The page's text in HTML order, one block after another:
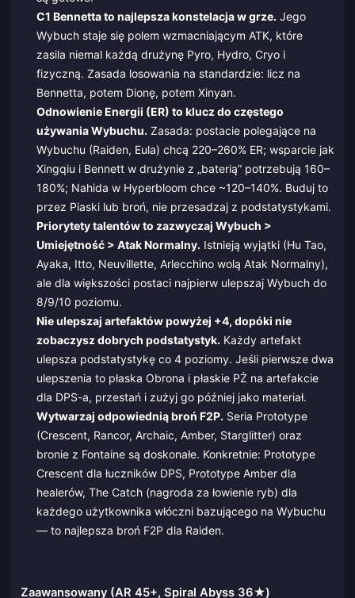
C1 Bennetta to najlepsza konstelacja w grze. Jego
Wybuch staje się polem wzmacniającym ATK, które
zasila niemal każdą drużynę Pyro, Hydro, Cryo i
fizyczną. Zasada losowania na standardzie: licz na
Bennetta, potem Dionę, potem Xinyan.
Odnowienie Energii (ER) to klucz do częstego
używania Wybuchu. Zasada: postacie polegające na
Wybuchu (Raiden, Eula) chcą 220–260% ER; wsparcie jak
Xingqiu i Bennett w drużynie z „baterią” potrzebują 160–
180%; Nahida w Hyperbloom chce ~120–140%. Buduj to
przez Piaski lub broń, nie przesadzaj z podstatystykami.
Priorytety talentów to zazwyczaj Wybuch >
Umiejętność > Atak Normalny. Istnieją wyjątki (Hu Tao,
Ayaka, Itto, Neuvillette, Arlecchino wolą Atak Normalny),
ale dla większości postaci najpierw ulepszaj Wybuch do
8/9/10 poziomu.
Nie ulepszaj artefaktów powyżej +4, dopóki nie
zobaczysz dobrych podstatystyk. Każdy artefakt
ulepsza podstatystykę co 4 poziomy. Jeśli pierwsze dwa
ulepszenia to płaska Obrona i płaskie PŻ na artefakcie
dla DPS-a, przestań i zużyj go później jako materiał.
Wytwarzaj odpowiednią broń F2P. Seria Prototype
(Crescent, Rancor, Archaic, Amber, Starglitter) oraz
bronie z Fontaine są doskonałe. Konkretnie: Prototype
Crescent dla łuczników DPS, Prototype Amber dla
healerów, The Catch (nagroda za łowienie ryb) dla
każdego użytkownika włóczni bazującego na Wybuchu
— to najlepsza broń F2P dla Raiden.
Zaawansowany (AR 45+, Spiral Abyss 36★)